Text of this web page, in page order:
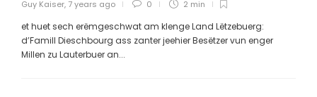
Guy Kaiser, 7 years ago 0 2 min
et huet sech erëmgeschwat am klenge Land Lëtzebuerg:
d’Famill Dieschbourg ass zanter jeehier Besëtzer vun enger
Millen zu Lauterbuer an...